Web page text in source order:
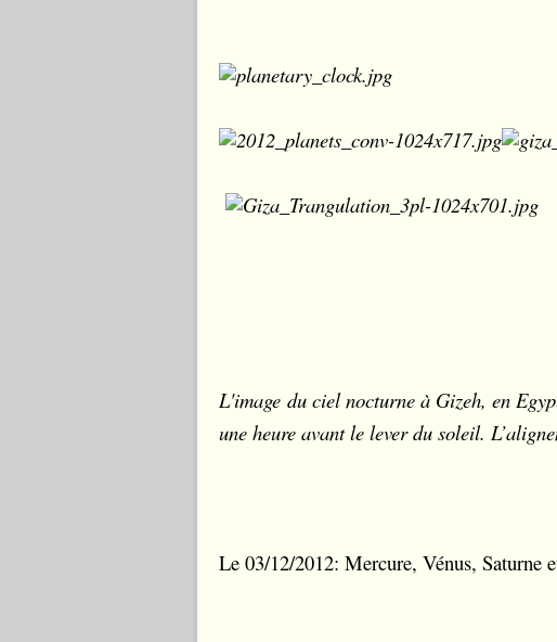
L'image du ciel nocturne à Gizeh, en
une heure avant le lever du soleil.
Le 03/12/2012: Mercure, Vénus, Saturne